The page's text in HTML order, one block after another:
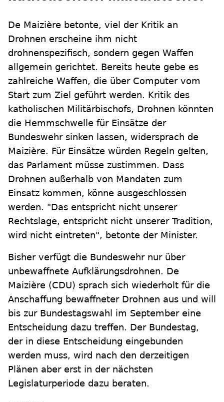
De Maizière betonte, viel der Kritik an
Drohnen erscheine ihm nicht
drohnenspezifisch, sondern gegen Waffen
allgemein gerichtet. Bereits heute gebe es
zahlreiche Waffen, die über Computer vom
Start zum Ziel geführt werden. Kritik des
katholischen Militärbischofs, Drohnen könnten
die Hemmschwelle für Einsätze der
Bundeswehr sinken lassen, widersprach de
Maizière. Für Einsätze würden Regeln gelten,
das Parlament müsse zustimmen. Dass
Drohnen außerhalb von Mandaten zum
Einsatz kommen, könne ausgeschlossen
werden. "Das entspricht nicht unserer
Rechtslage, entspricht nicht unserer Tradition,
wird nicht eintreten", betonte der Minister.
Bisher verfügt die Bundeswehr nur über
unbewaffnete Aufklärungsdrohnen. De
Maizière (CDU) sprach sich wiederholt für die
Anschaffung bewaffneter Drohnen aus und will
bis zur Bundestagswahl im September eine
Entscheidung dazu treffen. Der Bundestag,
der in diese Entscheidung eingebunden
werden muss, wird nach den derzeitigen
Plänen aber erst in der nächsten
Legislaturperiode dazu beraten.